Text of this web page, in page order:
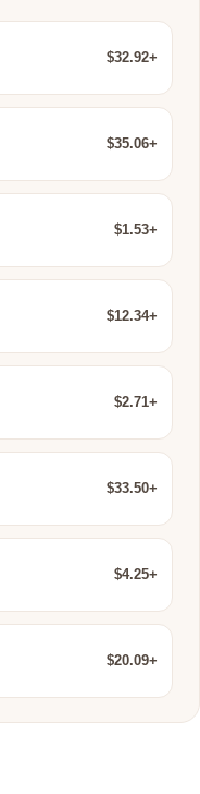
$32.92+
$35.06+
$1.53+
$12.34+
$2.71+
$33.50+
$4.25+
$20.09+